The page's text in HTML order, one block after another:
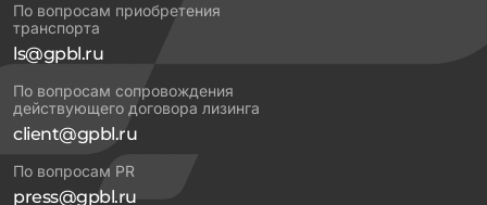
По вопросам приобретения
транспорта
ls@gpbl.ru
По вопросам сопровождения
действующего договора лизинга
client@gpbl.ru
По вопросам PR
press@gpbl.ru